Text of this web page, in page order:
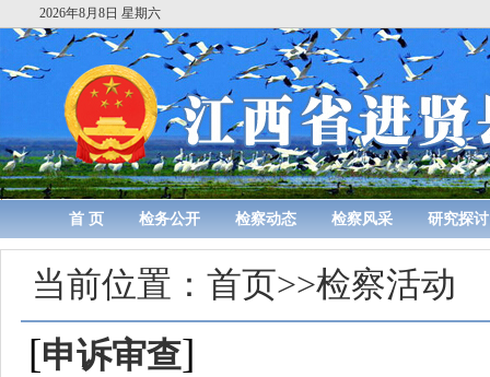
2026年8月8日 星期六
首 页 检务公开 检察动态 检察风采 研究探讨
当前位置： 首页>>检察活动
[申诉审查]